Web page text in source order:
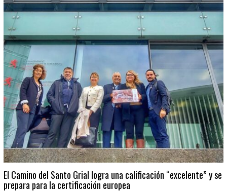
El Camino del Santo Grial logra una calificación “excelente” y se
prepara para la certificación europea